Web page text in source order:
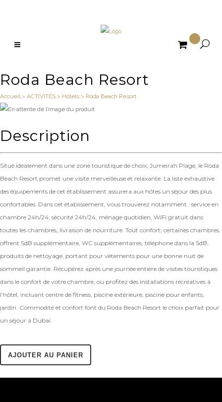

Roda Beach Resort
Accueil > ACTIVITÉS > Hôtels > Roda Beach Resort
Description
Situé idéalement dans une zone touristique de choix, Jumeirah Plage, le Roda
Beach Resort promet une visite merveilleuse et relaxante. La liste exhaustive
des équipements de cet établissement assurera aux hôtes un séjour des plus
confortables. Dans cet établissement, vous trouverez notamment : service en
chambre 24h/24, sécurité 24h/24, ménage quotidien, WiFi gratuit dans
toutes les chambres, livraison de nourriture. Tout confort, certaines chambres
offrent SdB supplémentaire, WC supplémentaires, téléphone dans la SdB,
produits de nettoyage, portant pour vêtements pour une bonne nuit de
sommeil garantie. Récupérez après une journée entière de visites touristiques
dans le confort de votre chambre, ou profitez des installations récréatives à
l’hôtel, incluant centre de fitness, piscine extérieure, piscine pour enfants,
jardin. Commodité et confort font du Roda Beach Resort le choix parfait pour
un séjour à Dubaï.
AJOUTER AU PANIER